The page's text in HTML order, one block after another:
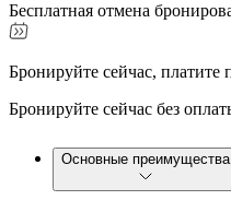
Бесплатная отмена
Бронируйте сейчас, платите
Бронируйте сейчас без
Основные преимущества